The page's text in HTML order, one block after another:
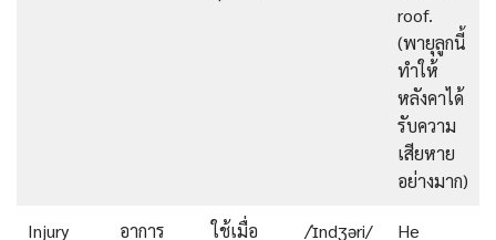
roof.
(พายุลูกนี้
ทำให้
หลังคาได้
รับความ
เสียหาย
อย่างมาก)
Injury อาการ ใช้เมื่อ /ˈɪndʒəri/ He